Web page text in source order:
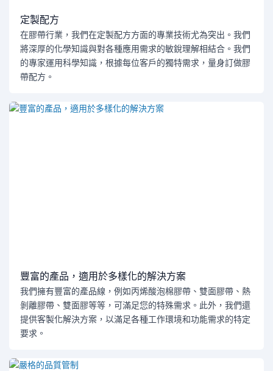
定製配方
在膠帶行業，我們在定製配方方面的專業技術尤為突出。我們
將深厚的化學知識與對各種應用需求的敏銳理解相結合。我們
的專家運用科學知識，根據每位客戶的獨特需求，量身訂做膠
帶配方。
豐富的產品，適用於多樣化的解決方案
我們擁有豐富的產品線，例如丙烯酸泡棉膠帶、雙面膠帶、熱
剝離膠帶、雙面膠等等，可滿足您的特殊需求。此外，我們還
提供客製化解決方案，以滿足各種工作環境和功能需求的特定
要求。